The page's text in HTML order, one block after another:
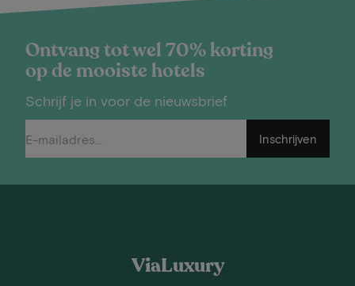
Ontvang tot wel 70% korting
op de mooiste hotels
Schrijf je in voor de nieuwsbrief
Inschrijven
ViaLuxury